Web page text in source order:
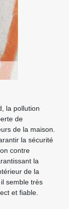
la pollution
de
de la maison.
la sécurité
contre
la
de la
semble très
et fiable.